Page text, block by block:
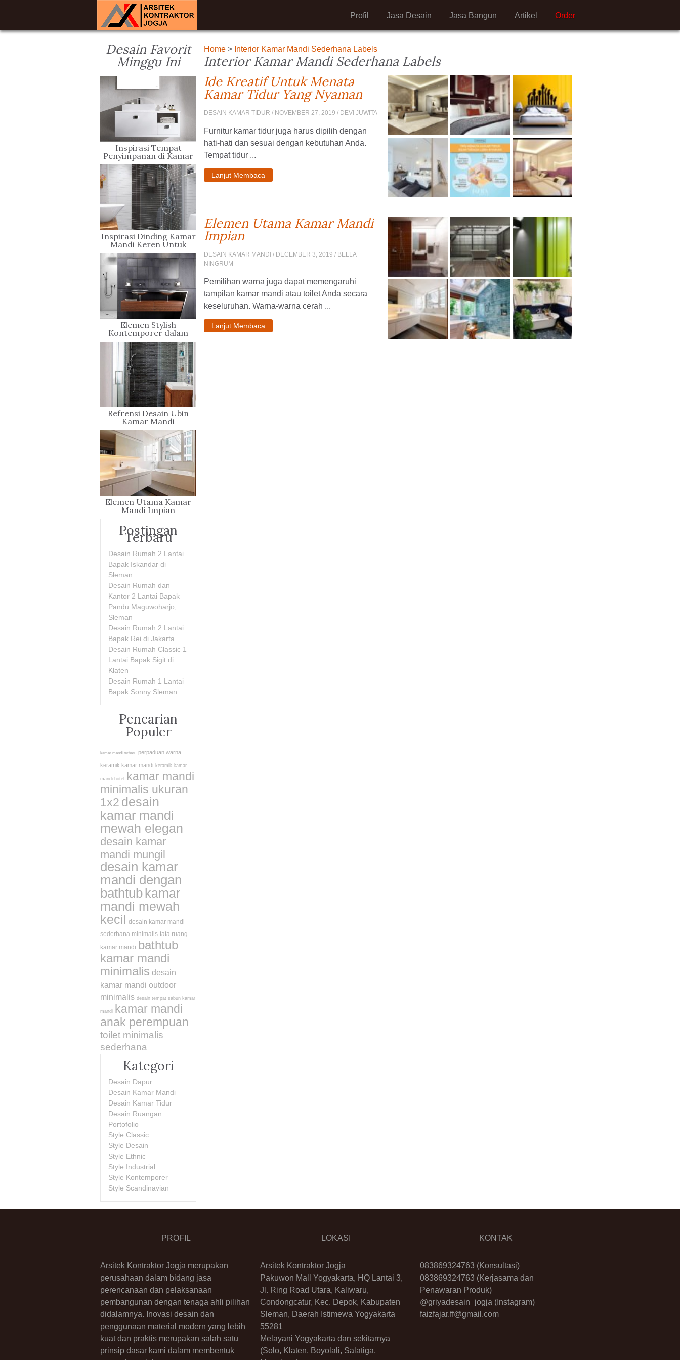
Order
Artikel
Jasa Bangun
Jasa Desain
Profil
Home > Interior Kamar Mandi Sederhana Labels
Interior Kamar Mandi Sederhana Labels
Ide Kreatif Untuk Menata
Kamar Tidur Yang Nyaman
DESAIN KAMAR TIDUR / NOVEMBER 27, 2019 / DEVI JUWITA
Furnitur kamar tidur juga harus dipilih dengan
hati-hati dan sesuai dengan kebutuhan Anda.
Tempat tidur ...
Lanjut Membaca
Elemen Utama Kamar Mandi
Impian
DESAIN KAMAR MANDI / DECEMBER 3, 2019 / BELLA
NINGRUM
Pemilihan warna juga dapat memengaruhi
tampilan kamar mandi atau toilet Anda secara
keseluruhan. Warna-warna cerah ...
Lanjut Membaca
Desain Favorit
Minggu Ini
Inspirasi Tempat
Penyimpanan di Kamar
Mandi Keren dan Stylish
Inspirasi Dinding Kamar
Mandi Keren Untuk
Rumah Minimalis
Elemen Stylish
Kontemporer dalam
Kamar Mandi
Refrensi Desain Ubin
Kamar Mandi
Elemen Utama Kamar
Mandi Impian
Postingan
Terbaru
Desain Rumah 2 Lantai
Bapak Iskandar di
Sleman
Desain Rumah dan
Kantor 2 Lantai Bapak
Pandu Maguwoharjo,
Sleman
Desain Rumah 2 Lantai
Bapak Rei di Jakarta
Desain Rumah Classic 1
Lantai Bapak Sigit di
Klaten
Desain Rumah 1 Lantai
Bapak Sonny Sleman
Pencarian
Populer
kamar mandi terbaru perpaduan warna
keramik kamar mandi keramik kamar
mandi hotel
kamar mandi
minimalis ukuran
1x2 desain
kamar mandi
mewah elegan
desain kamar
mandi mungil
desain kamar
mandi dengan
bathtubkamar
mandi mewah
kecil desain kamar mandi
sederhana minimalis tata ruang
kamar mandi bathtub
kamar mandi
minimalis desain
kamar mandi outdoor
minimalis desain tempat sabun kamar
mandi kamar mandi
anak perempuan
toilet minimalis
sederhana
Kategori
Desain Dapur
Desain Kamar Mandi
Desain Kamar Tidur
Desain Ruangan
Portofolio
Style Classic
Style Desain
Style Ethnic
Style Industrial
Style Kontemporer
Style Scandinavian
PROFIL
Arsitek Kontraktor Jogja merupakan
perusahaan dalam bidang jasa
perencanaan dan pelaksanaan
pembangunan dengan tenaga ahli pilihan
didalamnya. Inovasi desain dan
penggunaan material modern yang lebih
kuat dan praktis merupakan salah satu
prinsip dasar kami dalam membentuk
LOKASI
Arsitek Kontraktor Jogja
Pakuwon Mall Yogyakarta, HQ Lantai 3,
Jl. Ring Road Utara, Kaliwaru,
Condongcatur, Kec. Depok, Kabupaten
Sleman, Daerah Istimewa Yogyakarta
55281
Melayani Yogyakarta dan sekitarnya
(Solo, Klaten, Boyolali, Salatiga,
KONTAK
083869324763 (Konsultasi)
083869324763 (Kerjasama dan
Penawaran Produk)
@griyadesain_jogja (Instagram)
faizfajar.ff@gmail.com